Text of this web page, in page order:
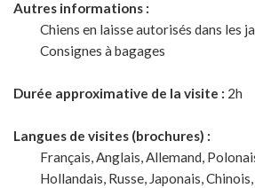
Autres informations :
Chiens en laisse autorisés dans les
Consignes à bagages
Durée approximative de la visite : 2h
Langues de visites (brochures) :
Français, Anglais, Allemand,
Hollandais, Russe, Japonais,